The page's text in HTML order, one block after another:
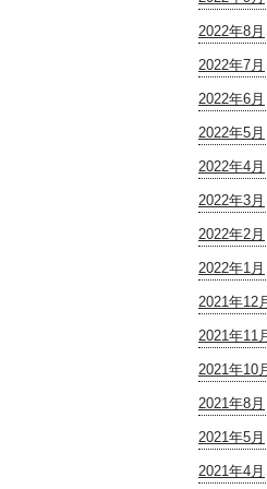
2022年8月
2022年7月
2022年6月
2022年5月
2022年4月
2022年3月
2022年2月
2022年1月
2021年12
2021年11
2021年10
2021年8月
2021年5月
2021年4月